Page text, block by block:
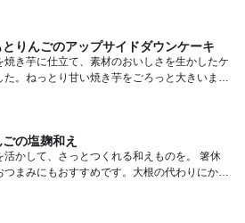
りんごのアップサイドダウンケーキ
焼き芋に仕立て、素材のおいしさを生かしたケ
た。ねっとり甘い焼き芋をごろっと大きいまま
の塩麹和え
活かして、さっとつくれる和えものを。 箸休
つまみにもおすすめです。大根の代わりにかぶ